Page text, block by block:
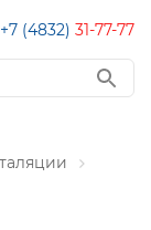
+7 (4832) 31-77-77